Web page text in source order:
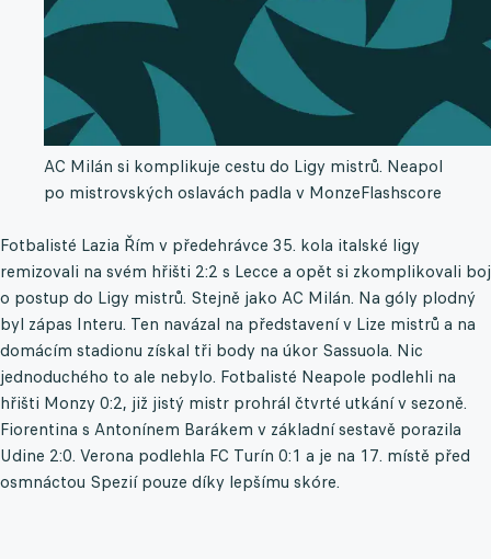
AC Milán si komplikuje cestu do Ligy mistrů. Neapol
po mistrovských oslavách padla v MonzeFlashscore
Fotbalisté Lazia Řím v předehrávce 35. kola italské ligy
remizovali na svém hřišti 2:2 s Lecce a opět si zkomplikovali boj
o postup do Ligy mistrů. Stejně jako AC Milán. Na góly plodný
byl zápas Interu. Ten navázal na představení v Lize mistrů a na
domácím stadionu získal tři body na úkor Sassuola. Nic
jednoduchého to ale nebylo. Fotbalisté Neapole podlehli na
hřišti Monzy 0:2, již jistý mistr prohrál čtvrté utkání v sezoně.
Fiorentina s Antonínem Barákem v základní sestavě porazila
Udine 2:0. Verona podlehla FC Turín 0:1 a je na 17. místě před
osmnáctou Spezií pouze díky lepšímu skóre.